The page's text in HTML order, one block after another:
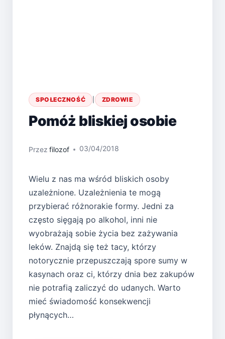
SPOŁECZNOŚĆ ZDROWIE
Pomóż bliskiej osobie
Przez filozof 03/04/2018
Wielu z nas ma wśród bliskich osoby
uzależnione. Uzależnienia te mogą
przybierać różnorakie formy. Jedni za
często sięgają po alkohol, inni nie
wyobrażają sobie życia bez zażywania
leków. Znajdą się też tacy, którzy
notorycznie przepuszczają spore sumy w
kasynach oraz ci, którzy dnia bez zakupów
nie potrafią zaliczyć do udanych. Warto
mieć świadomość konsekwencji
płynących…